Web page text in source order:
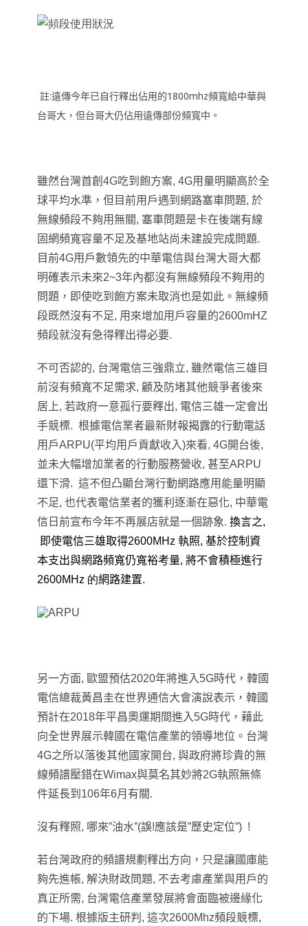
註:遠傳今年已自行釋出佔用的1800mhz頻寬給中華與
台哥大，但台哥大仍佔用遠傳部份頻寬中。
雖然台灣首創4G吃到飽方案, 4G用量明顯高於全
球平均水準，但目前用戶遇到網路塞車問題, 於
無線頻段不夠用無關, 塞車問題是卡在後端有線
固網頻寬容量不足及基地站尚未建設完成問題.
目前4G用戶數領先的中華電信與台灣大哥大都
明確表示未來2~3年內都沒有無線頻段不夠用的
問題 ，即使吃到飽方案未取消也是如此。無線頻
段既然沒有不足, 用來增加用戶容量的2600mHZ
頻段就沒有急得釋出得必要.
不可否認的, 台灣電信三強鼎立, 雖然電信三雄目
前沒有頻寬不足需求, 顧及防堵其他競爭者後來
居上, 若政府一意孤行要釋出, 電信三雄一定會出
手競標. 根據電信業者最新財報揭露的行動電話
用戶ARPU(平均用戶貢獻收入)來看, 4G開台後,
並未大幅增加業者的行動服務營收, 甚至ARPU
還下滑. 這不但凸顯台灣行動網路應用能量明顯
不足, 也代表電信業者的獲利逐漸在惡化, 中華電
信日前宣布今年不再展店就是一個跡象. 換言之,
即使電信三雄取得2600MHz 執照, 基於控制資
本支出與網路頻寬仍寬裕考量, 將不會積極進行
2600MHz 的網路建置.
另一方面, 歐盟預估2020年將進入5G時代，韓國
電信總裁黃昌圭在世界通信大會演說表示，韓國
預計在2018年平昌奧運期間進入5G時代，藉此
向全世界展示韓國在電信產業的領導地位。台灣
4G之所以落後其他國家開台, 與政府將珍貴的無
線頻譜壓錯在Wimax與莫名其妙將2G執照無條
件延長到106年6月有關.
沒有釋照, 哪來”油水”(誤!應該是”歷史定位”) !
若台灣政府的頻譜規劃釋出方向，只是讓國庫能
夠先進帳, 解決財政問題, 不去考慮產業與用戶的
真正所需, 台灣電信產業發展將會面臨被邊緣化
的下場. 根據版主研判, 這次2600Mhz頻段競標,